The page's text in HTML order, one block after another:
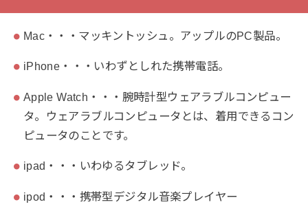
Mac・・・マッキントッシュ。アップルのPC製品。
iPhone・・・いわずとしれた携帯電話。
Apple Watch・・・腕時計型ウェアラブルコンピュー
タ。ウェアラブルコンピュータとは、着用できるコン
ピュータのことです。
ipad・・・いわゆるタブレッド。
ipod・・・携帯型デジタル音楽プレイヤー